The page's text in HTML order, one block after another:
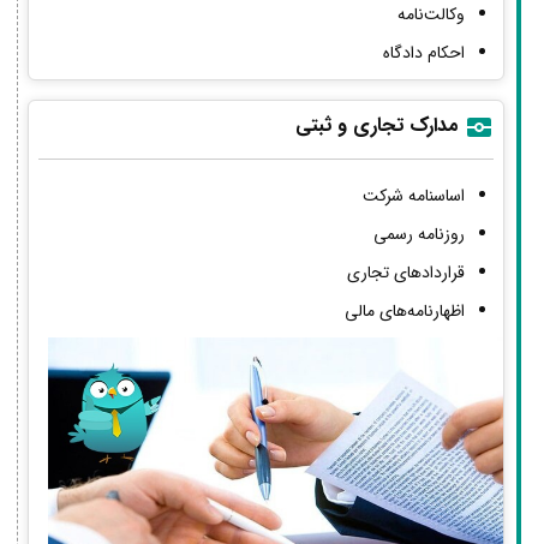
وکالت‌نامه
احکام دادگاه
مدارک تجاری و ثبتی
اساسنامه شرکت
روزنامه رسمی
قراردادهای تجاری
اظهارنامه‌های مالی